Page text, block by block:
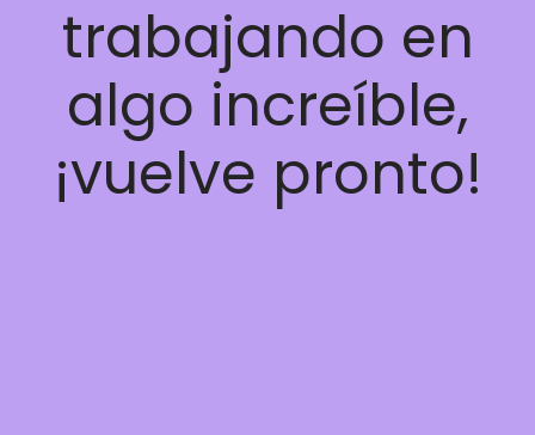
trabajando en
algo increíble,
¡vuelve pronto!